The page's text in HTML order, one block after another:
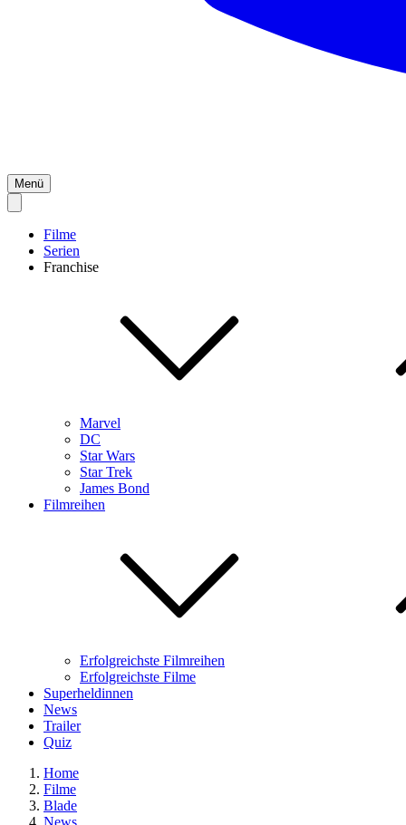
Menü
Filme
Serien
Franchise
Marvel
DC
Star Wars
Star Trek
James Bond
Filmreihen
Erfolgreichste Filmreihen
Erfolgreichste Filme
Superheldinnen
News
Trailer
Quiz
Home
Filme
Blade
News